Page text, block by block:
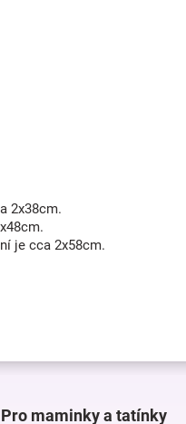
2x38cm.
je cca 2x58cm.
Pro maminky a tatínky